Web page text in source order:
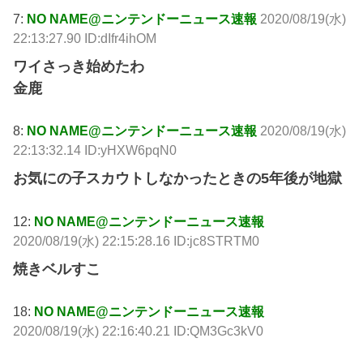
7: NO NAME@ニンテンドーニュース速報 2020/08/19(水)
22:13:27.90 ID:dIfr4ihOM
ワイさっき始めたわ
金鹿
8: NO NAME@ニンテンドーニュース速報 2020/08/19(水)
22:13:32.14 ID:yHXW6pqN0
お気にの子スカウトしなかったときの5年後が地獄
12: NO NAME@ニンテンドーニュース速報
2020/08/19(水) 22:15:28.16 ID:jc8STRTM0
焼きベルすこ
18: NO NAME@ニンテンドーニュース速報
2020/08/19(水) 22:16:40.21 ID:QM3Gc3kV0